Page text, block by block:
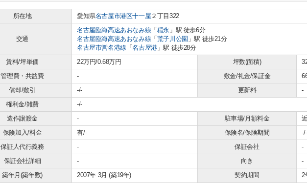
所在地 愛知県名古屋市港区十一屋 ２丁目322
交通
名古屋臨海高速あおなみ線 「 稲永 」駅 徒歩6分
名古屋臨海高速あおなみ線 「 荒子川公園 」駅 徒歩21分
名古屋市営名港線 「名古屋港」駅 徒歩28分
賃料/坪単価
22万円/0.68万円 坪数(面積)
管理費・共益費
- 敷金/礼金/保証金
償却/敷引
-/- 更新料
-
権利金/雑費
-/-
造作譲渡金
- 駐車場/月額料金
保険加入/料金
有/- 保険名/保険期間
-/-
保証人代行義務
- 保証会社
-
保証会社詳細
- 向き
-
築年月(築年数)
2007年 3月 (築19年) 契約期間
2